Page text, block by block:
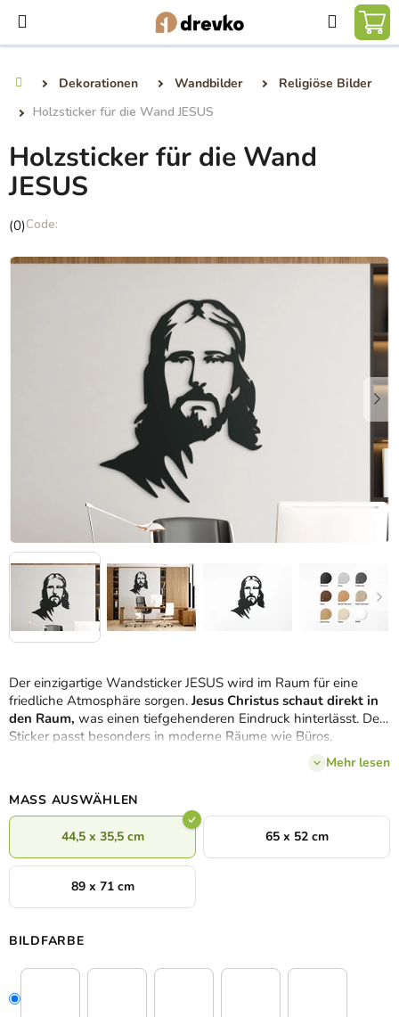
Inhalt
springen
Suchen
Dekorationen Wandbilder
Religiöse Bilder
Holzsticker für die Wand JESUS
Der einzigartige Wandsticker JESUS wird im Raum für eine
friedliche Atmosphäre sorgen. Jesus Christus schaut direkt in
den Raum, was einen tiefgehenderen Eindruck hinterlässt. Der
Sticker passt besonders in moderne Räume wie Büros,
Mehr lesen
MASS AUSWÄHLEN
44,5 x 35,5 cm 65 x 52 cm
89 x 71 cm
BILDFARBE
Holzsticker für die Wand
JESUS
Die
Produktbewertung
(0)